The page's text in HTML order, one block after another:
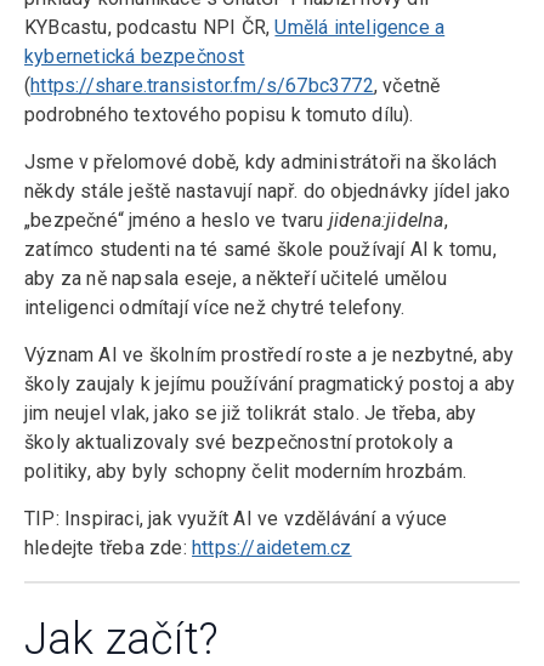
KYBcastu, podcastu NPI ČR,Umělá inteligence a
kybernetická bezpečnost
(https://share.transistor.fm/s/67bc3772, včetně
podrobného textového popisu k tomuto dílu).
Jsme v přelomové době, kdy administrátoři na školách
někdy stále ještě nastavují např. do objednávky jídel jako
„bezpečné“ jméno a heslo ve tvaru jidena:jidelna,
zatímco studenti na té samé škole používají AI k tomu,
aby za ně napsala eseje, a někteří učitelé umělou
inteligenci odmítají více než chytré telefony.
Význam AI ve školním prostředí roste a je nezbytné, aby
školy zaujaly k jejímu používání pragmatický postoj a aby
jim neujel vlak, jako se již tolikrát stalo. Je třeba, aby
školy aktualizovaly své bezpečnostní protokoly a
politiky, aby byly schopny čelit moderním hrozbám.
TIP: Inspiraci, jak využít AI ve vzdělávání a výuce
hledejte třeba zde: https://aidetem.cz
Jak začít?